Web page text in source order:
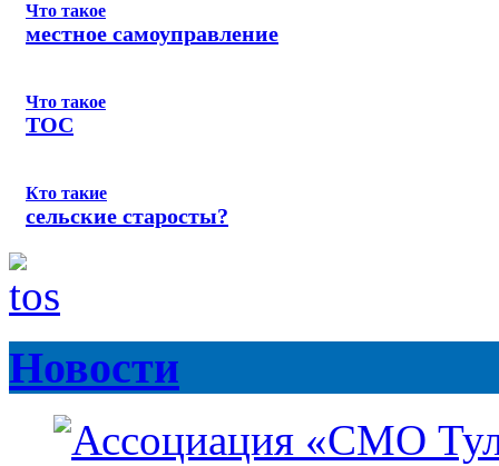
Что такое
местное самоуправление
Что такое
ТОС
Кто такие
сельские старосты?
Новости